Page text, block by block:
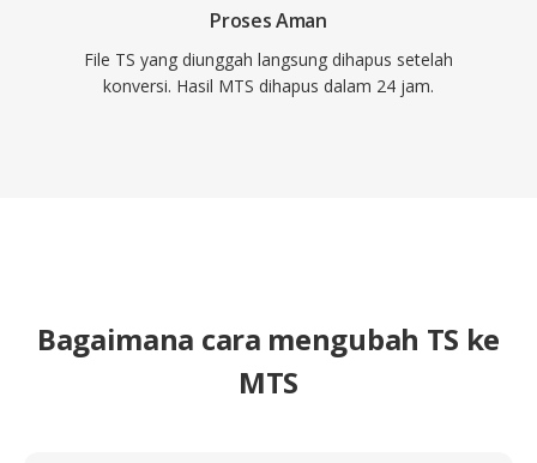
Proses Aman
File TS yang diunggah langsung dihapus setelah
konversi. Hasil MTS dihapus dalam 24 jam.
Bagaimana cara mengubah TS ke
MTS